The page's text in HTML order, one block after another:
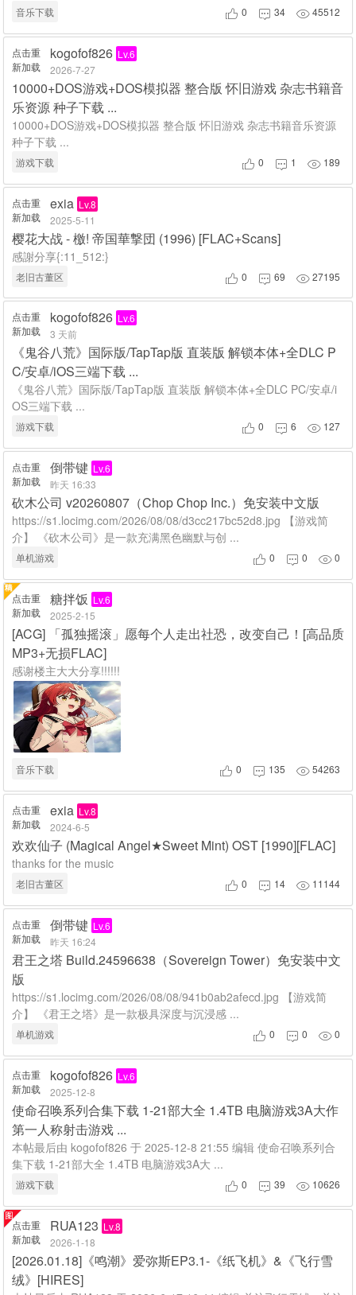
音乐下载  0  34 45512
点击重
新加载
kogofof826 Lv.6
2026-7-27
10000+DOS游戏+DOS模拟器 整合版 怀旧游戏 杂志书籍音
乐资源 种子下载 ...
10000+DOS游戏+DOS模拟器 整合版 怀旧游戏 杂志书籍音乐资源
种子下载 ...
游戏下载  0  1  189
点击重
新加载
exia Lv.8
2025-5-11
樱花大战 - 檄! 帝国華撃団 (1996) [FLAC+Scans]
感謝分享{:11_512:}
老旧古董区  0  69 27195
点击重
新加载
kogofof826 Lv.6
3 天前
《鬼谷八荒》国际版/TapTap版 直装版 解锁本体+全DLC P
C/安卓/iOS三端下载 ...
《鬼谷八荒》国际版/TapTap版 直装版 解锁本体+全DLC PC/安卓/i
OS三端下载 ...
游戏下载  0  6  127
点击重
新加载
倒带键 Lv.6
昨天 16:33
砍木公司 v20260807（Chop Chop Inc.）免安装中文版
https://s1.locimg.com/2026/08/08/d3cc217bc52d8.jpg 【游戏简
介】 《砍木公司》是一款充满黑色幽默与创 ...
单机游戏  0  0 0
点击重
新加载
糖拌饭 Lv.6
2025-2-15
[ACG] 「孤独摇滚」愿每个人走出社恐，改变自己！[高品质
MP3+无损FLAC]
感谢楼主大大分享!!!!!!
音乐下载  0  135 54263
点击重
新加载
exia Lv.8
2024-6-5
欢欢仙子 (Magical Angel★Sweet Mint) OST [1990][FLAC]
thanks for the music
老旧古董区  0  14  11144
点击重
新加载
倒带键 Lv.6
昨天 16:24
君王之塔 Build.24596638（Sovereign Tower）免安装中文
版
https://s1.locimg.com/2026/08/08/941b0ab2afecd.jpg 【游戏简
介】 《君王之塔》是一款极具深度与沉浸感 ...
单机游戏  0  0 0
点击重
新加载
kogofof826 Lv.6
2025-12-8
使命召唤系列合集下载 1-21部大全 1.4TB 电脑游戏3A大作
第一人称射击游戏 ...
本帖最后由 kogofof826 于 2025-12-8 21:55 编辑 使命召唤系列合
集下载 1-21部大全 1.4TB 电脑游戏3A大 ...
游戏下载  0  39  10626
点击重
新加载
RUA123 Lv.8
2026-1-18
[2026.01.18]《鸣潮》爱弥斯EP3.1-《纸飞机》&《飞行雪
绒》[HIRES]